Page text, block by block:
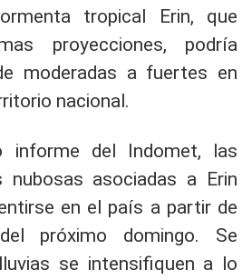
tropical Erin, que
proyecciones, podría
moderadas a fuertes en
nacional.
informe del Indomet, las
nubosas asociadas a Erin
en el país a partir de
próximo domingo. Se
se intensifiquen a lo